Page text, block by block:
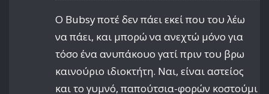
Ο Bubsy ποτέ δεν πάει εκεί που του λέω
να πάει, και μπορώ να ανεχτώ μόνο για
τόσο ένα ανυπάκουο γατί πριν του βρω
καινούριο ιδιοκτήτη. Ναι, είναι αστείος
και το γυμνό, παπούτσια-φορών κοστούμι